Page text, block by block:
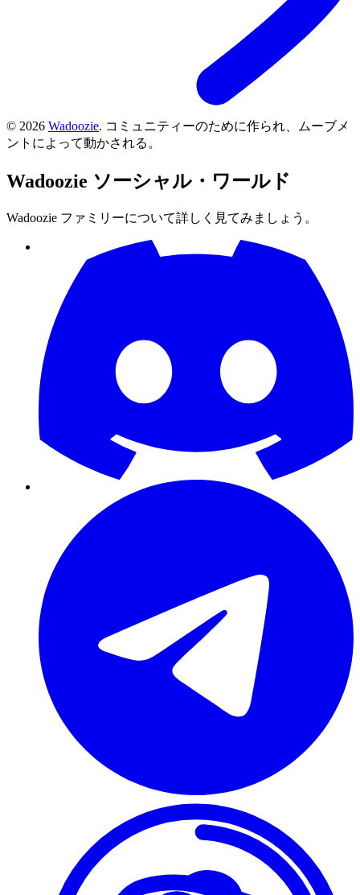
© 2026 Wadoozie. コミュニティーのために作られ、ムーブメ
ントによって動かされる。
Wadoozie ソーシャル・ワールド
Wadoozie ファミリーについて詳しく見てみましょう。